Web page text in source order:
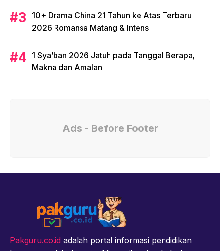
10+ Drama China 21 Tahun ke Atas Terbaru
2026 Romansa Matang & Intens
1 Sya’ban 2026 Jatuh pada Tanggal Berapa,
Makna dan Amalan
Ads - Before Footer
Pakguru.co.id adalah portal informasi pendidikan